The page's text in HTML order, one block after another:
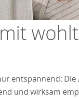
entspannend:
und wirksam